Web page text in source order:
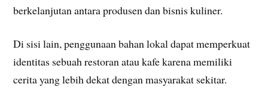
berkelanjutan antara produsen dan bisnis kuliner.
Di sisi lain, penggunaan bahan lokal dapat memperkuat
identitas sebuah restoran atau kafe karena memiliki
cerita yang lebih dekat dengan masyarakat sekitar.